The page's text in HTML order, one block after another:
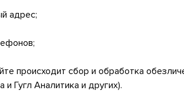
адрес;
происходит сбор и обработка
и Гугл Аналитика и других).